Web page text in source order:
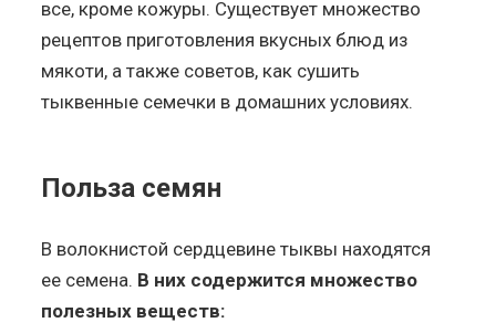
все, кроме кожуры. Существует множество
рецептов приготовления вкусных блюд из
мякоти, а также советов, как сушить
тыквенные семечки в домашних условиях.
Польза семян
В волокнистой сердцевине тыквы находятся
ее семена. В них содержится множество
полезных веществ: